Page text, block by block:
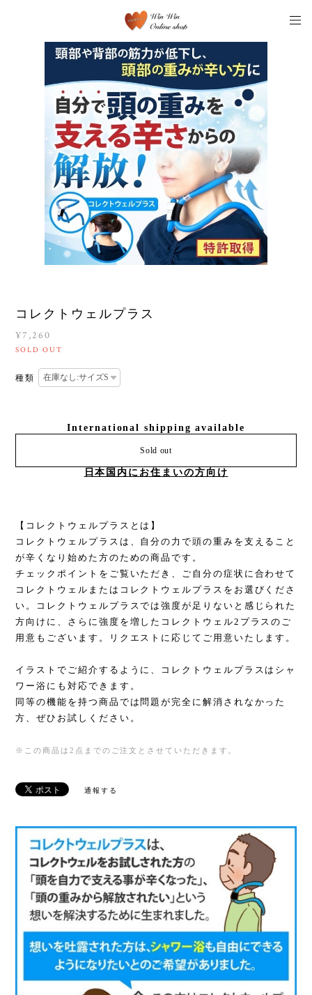
コレクトウェルプラス
¥7,260
SOLD OUT
種類
International shipping available
Sold out
日本国内にお住まいの方向け
【コレクトウェルプラスとは】
コレクトウェルプラスは、自分の力で頭の重みを支えること
が辛くなり始めた方のための商品です。
チェックポイントをご覧いただき、ご自分の症状に合わせて
コレクトウェルまたはコレクトウェルプラスをお選びくださ
い。コレクトウェルプラスでは強度が足りないと感じられた
方向けに、さらに強度を増したコレクトウェル2プラスのご
用意もございます。リクエストに応じてご用意いたします。
イラストでご紹介するように、コレクトウェルプラスはシャ
ワー浴にも対応できます。
同等の機能を持つ商品では問題が完全に解消されなかった
方、ぜひお試しください。
※この商品は2点までのご注文とさせていただきます。
通報する